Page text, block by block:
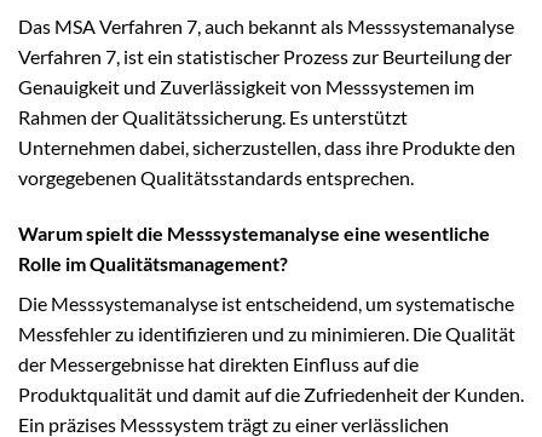
Das MSA Verfahren 7, auch bekannt als Messsystemanalyse
Verfahren 7, ist ein statistischer Prozess zur Beurteilung der
Genauigkeit und Zuverlässigkeit von Messsystemen im
Rahmen der Qualitätssicherung. Es unterstützt
Unternehmen dabei, sicherzustellen, dass ihre Produkte den
vorgegebenen Qualitätsstandards entsprechen.
Warum spielt die Messsystemanalyse eine wesentliche
Rolle im Qualitätsmanagement?
Die Messsystemanalyse ist entscheidend, um systematische
Messfehler zu identifizieren und zu minimieren. Die Qualität
der Messergebnisse hat direkten Einfluss auf die
Produktqualität und damit auf die Zufriedenheit der Kunden.
Ein präzises Messsystem trägt zu einer verlässlichen